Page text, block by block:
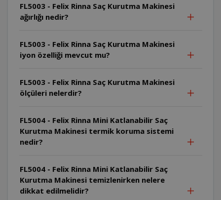
FL5003 - Felix Rinna Saç Kurutma Makinesi
ağırlığı nedir?
FL5003 - Felix Rinna Saç Kurutma Makinesi
iyon özelliği mevcut mu?
FL5003 - Felix Rinna Saç Kurutma Makinesi
ölçüleri nelerdir?
FL5004 - Felix Rinna Mini Katlanabilir Saç
Kurutma Makinesi termik koruma sistemi
nedir?
FL5004 - Felix Rinna Mini Katlanabilir Saç
Kurutma Makinesi temizlenirken nelere
dikkat edilmelidir?